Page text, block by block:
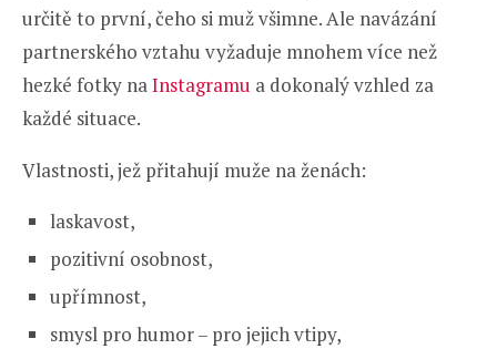
určitě to první, čeho si muž všimne. Ale navázání
partnerského vztahu vyžaduje mnohem více než
hezké fotky naInstagramu a dokonalý vzhled za
každé situace.
Vlastnosti, jež přitahují muže na ženách:
laskavost,
pozitivní osobnost,
upřímnost,
smysl pro humor – pro jejich vtipy,